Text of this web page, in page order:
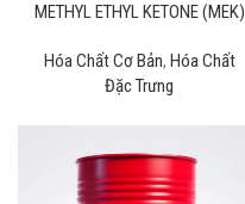
METHYL ETHYL KETONE (MEK)
Hóa Chất Cơ Bản, Hóa Chất
Đặc Trưng